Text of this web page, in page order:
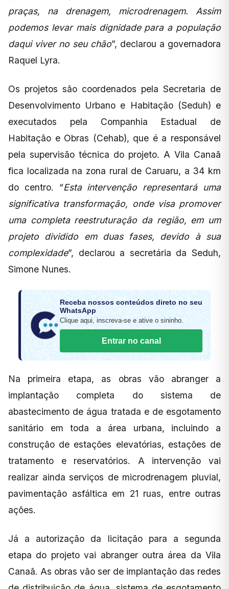
praças, na drenagem, microdrenagem. Assim
podemos levar mais dignidade para a população
daqui viver no seu chão”, declarou a governadora
Raquel Lyra.
Os projetos são coordenados pela Secretaria de
Desenvolvimento Urbano e Habitação (Seduh) e
executados pela Companhia Estadual de
Habitação e Obras (Cehab), que é a responsável
pela supervisão técnica do projeto. A Vila Canaã
fica localizada na zona rural de Caruaru, a 34 km
do centro. “Esta intervenção representará uma
significativa transformação, onde visa promover
uma completa reestruturação da região, em um
projeto dividido em duas fases, devido à sua
complexidade”, declarou a secretária da Seduh,
Simone Nunes.
Receba nossos conteúdos direto no seu
WhatsApp
Clique aqui, inscreva-se e ative o sininho.
Entrar no canal
Na primeira etapa, as obras vão abranger a
implantação completa do sistema de
abastecimento de água tratada e de esgotamento
sanitário em toda a área urbana, incluindo a
construção de estações elevatórias, estações de
tratamento e reservatórios. A intervenção vai
realizar ainda serviços de microdrenagem pluvial,
pavimentação asfáltica em 21 ruas, entre outras
ações.
Já a autorização da licitação para a segunda
etapa do projeto vai abranger outra área da Vila
Canaã. As obras vão ser de implantação das redes